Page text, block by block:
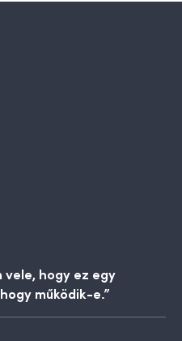
vele, hogy ez egy
működik-e.”